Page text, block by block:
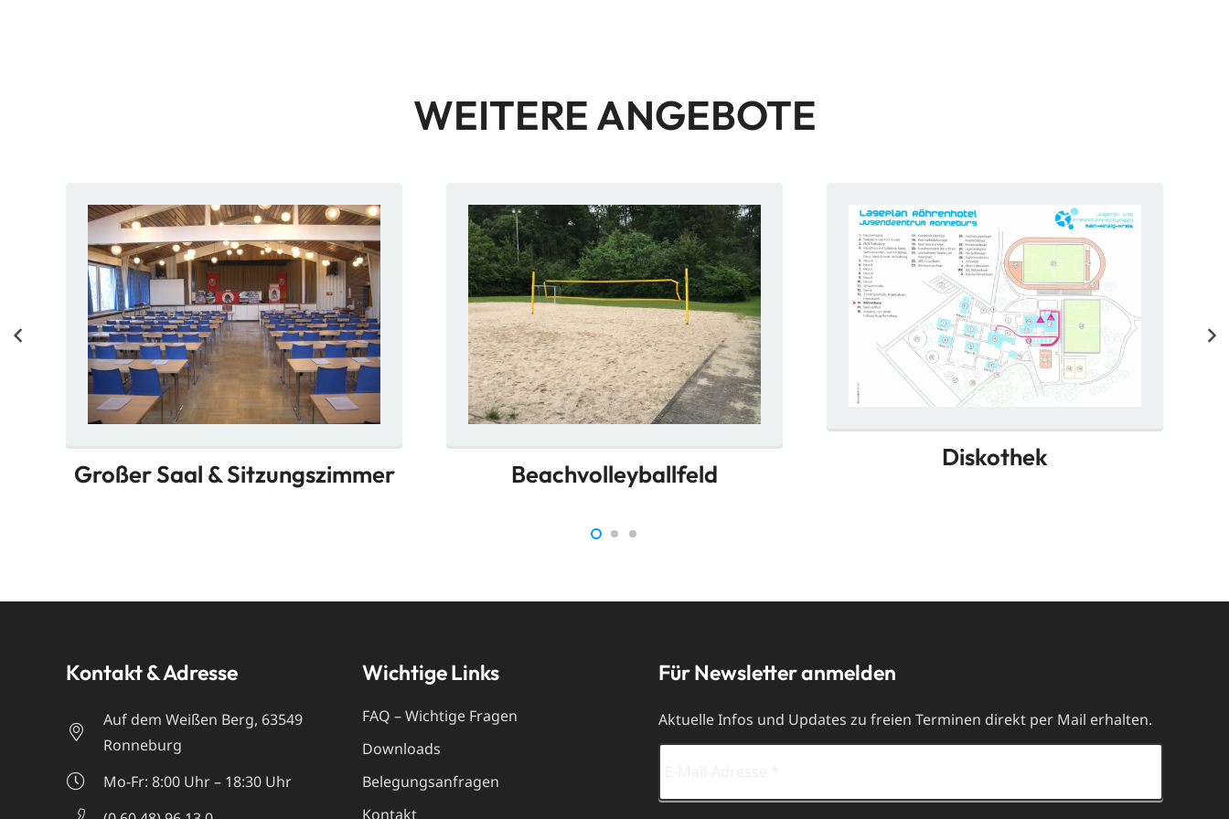
WEITERE ANGEBOTE
Großer Saal & Sitzungs­zimmer Beach­volley­ball­feld
Diskothek
Kontakt & Adresse
Auf dem Weißen Berg, 63549
Ronneburg
Mo-Fr: 8:00 Uhr – 18:30 Uhr
Wichtige Links
FAQ – Wichtige Fragen
Downloads
Belegungsanfragen
Kontakt
Für Newsletter anmelden
Aktuelle Infos und Updates zu freien Terminen direkt per Mail erhalten.